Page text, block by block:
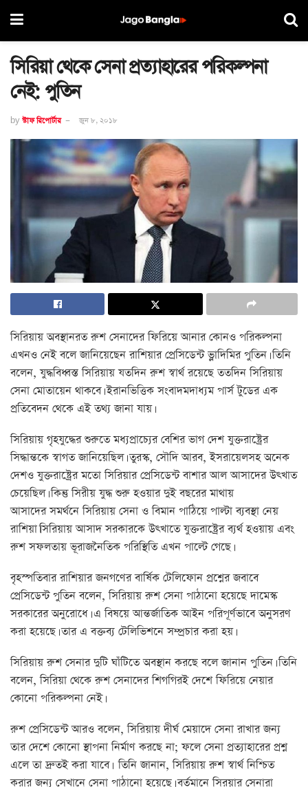
সিরিয়া থেকে সেনা প্রত্যাহারের পরিকল্পনা
নেই: পুতিন
by স্টাফ রিপোর্টার জুন ৮, ২০১৮
সিরিয়ায় অবস্থানরত রুশ সেনাদের ফিরিয়ে আনার কোনও পরিকল্পনা
এখনও নেই বলে জানিয়েছেন রাশিয়ার প্রেসিডেন্ট ভ্লাদিমির পুতিন। তিনি
বলেন, যুদ্ধবিধ্বস্ত সিরিয়ায় যতদিন রুশ স্বার্থ রয়েছে ততদিন সিরিয়ায়
সেনা মোতায়েন থাকবে। ইরানভিত্তিক সংবাদমদাধ্যম পার্স টুডের এক
প্রতিবেদন থেকে এই তথ্য জানা যায়।
সিরিয়ায় গৃহযুদ্ধের শুরুতে মধ্যপ্রাচ্যের বেশির ভাগ দেশ যুক্তরাষ্ট্রের
সিদ্ধান্তকে স্বাগত জানিয়েছিল। তুরস্ক, সৌদি আরব, ইসরায়েলসহ অনেক
দেশও যুক্তরাষ্ট্রের মতো সিরিয়ার প্রেসিডেন্ট বাশার আল আসাদের উৎখাত
চেয়েছিল। কিন্তু সিরীয় যুদ্ধ শুরু হওয়ার দুই বছরের মাথায়
আসাদের সমর্থনে সিরিয়ায় সেনা ও বিমান পাঠিয়ে পাল্টা ব্যবস্থা নেয়
রাশিয়া।সিরিয়ায় আসাদ সরকারকে উৎখাতে যুক্তরাষ্ট্রের ব্যর্থ হওয়ায় এবং
রুশ সফলতায় ভূরাজনৈতিক পরিস্থিতি এখন পাল্টে গেছে।
বৃহস্পতিবার রাশিয়ার জনগণের বার্ষিক টেলিফোন প্রশ্নের জবাবে
প্রেসিডেন্ট পুতিন বলেন, সিরিয়ায় রুশ সেনা পাঠানো হয়েছে দামেস্ক
সরকারের অনুরোধে। এ বিষয়ে আন্তর্জাতিক আইন পরিপূর্ণভাবে অনুসরণ
করা হয়েছে। তার এ বক্তব্য টেলিভিশনে সম্প্রচার করা হয়।
সিরিয়ায় ‍রুশ সেনার দুটি ঘাঁটিতে অবস্থান করছে বলে জানান পুতিন। তিনি
বলেন, সিরিয়া থেকে রুশ সেনাদের শিগগিরই দেশে ফিরিয়ে নেয়ার
কোনো পরিকল্পনা নেই।
রুশ প্রেসিডেন্ট আরও বলেন, সিরিয়ায় দীর্ঘ মেয়াদে সেনা রাখার জন্য
তার দেশে কোনো স্থাপনা নির্মাণ করছে না; ফলে সেনা প্রত্যাহারের প্রশ্ন
এলে তা দ্রুতই করা যাবে। তিনি জানান, সিরিয়ায় রুশ স্বার্থ নিশ্চিত
করার জন্য সেখানে সেনা পাঠানো হয়েছে। বর্তমানে সিরয়ার সেনারা